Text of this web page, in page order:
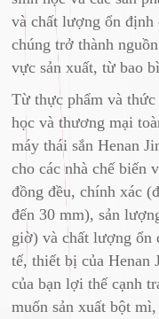
và chất lượng ổn định
chúng trở thành
vực sản xuất, từ bao
Từ thực phẩm và
học và thương mại
máy thái sắn Henan
cho các nhà chế biến
đồng đều, chính xác
đến 30 mm), sản
giờ) và chất lượng ổn
tế, thiết bị của Henan
của bạn lợi thế cạnh
muốn sản xuất bột